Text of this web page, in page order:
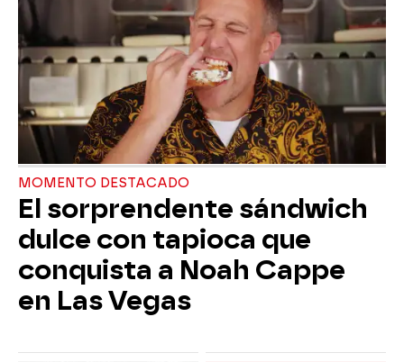
MOMENTO DESTACADO
El sorprendente sándwich
dulce con tapioca que
conquista a Noah Cappe
en Las Vegas